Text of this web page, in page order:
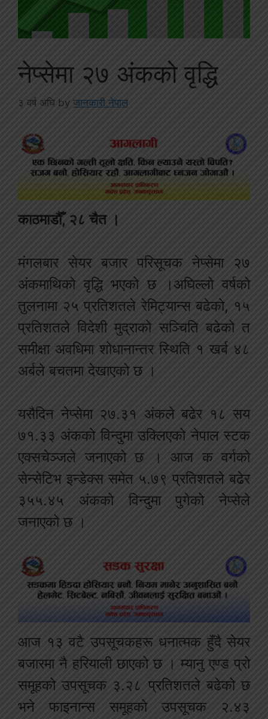
नेप्सेमा २७ अंकको वृद्धि
३ वर्ष अघि by जानकारी नेपाल
काठमाडौँ, २८ चैत ।
मंगलबार सेयर बजार परिसूचक नेप्सेमा २७
अंकमाथिको वृद्धि भएको छ ।अघिल्लो वर्षको
तुलनामा २५ प्रतिशतले रेमिट्यान्स बढेको, १५
प्रतिशतले विदेशी मुद्राको सञ्चिति बढेको त
समीक्षा अवधिमा शोधानान्तर स्थिति १ खर्ब ४८
अर्बले बचतमा देखाएको छ ।
यसैदिन नेप्सेमा २७.३१ अंकले बढेर १८ सय
७१.३३ अंकको विन्दुमा उक्लिएको नेपाल स्टक
एक्सचेञ्जले जनाएको छ । आज क वर्गको
सेन्सेटिभ इन्डेक्स समेत ५.७९ प्रतिशतले बढेर
३५५.४५ अंकको विन्दुमा पुगेको नेप्सेले
जनाएको छ ।
आज १३ वटै उपसूचकहरू धनात्मक हुँदै सेयर
बजारमा नै हरियाली छाएको छ । म्यानु एण्ड प्रो
समूहको उपसूचक ३.२८ प्रतिशतले बढेको छ
भने फाइनान्स समूहको उपसूचक २.४३